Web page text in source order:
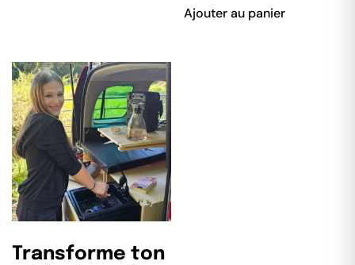
Ajouter au panier
Transforme ton